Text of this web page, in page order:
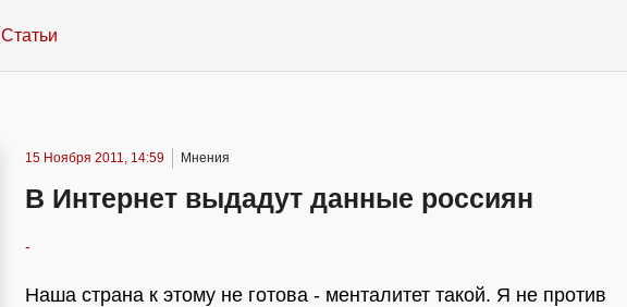
Статьи
15 Ноября 2011, 14:59 Мнения
В Интернет выдадут данные россиян
-
Наша страна к этому не готова - менталитет такой. Я не против